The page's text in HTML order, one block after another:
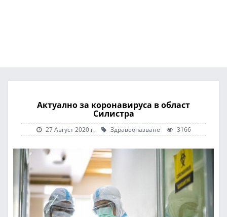
Актуално за коронавируса в област
Силистра
27 Август 2020 г. Здравеопазване 3166